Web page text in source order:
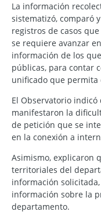
La información
sistematizó, comparó
registros de casos
se requiere avanzar
información de los
públicas, para contar
unificado que permita
El Observatorio
manifestaron la
de petición que se
en la conexión a
Asimismo, explicaron
territoriales del
información
información sobre la
departamento.